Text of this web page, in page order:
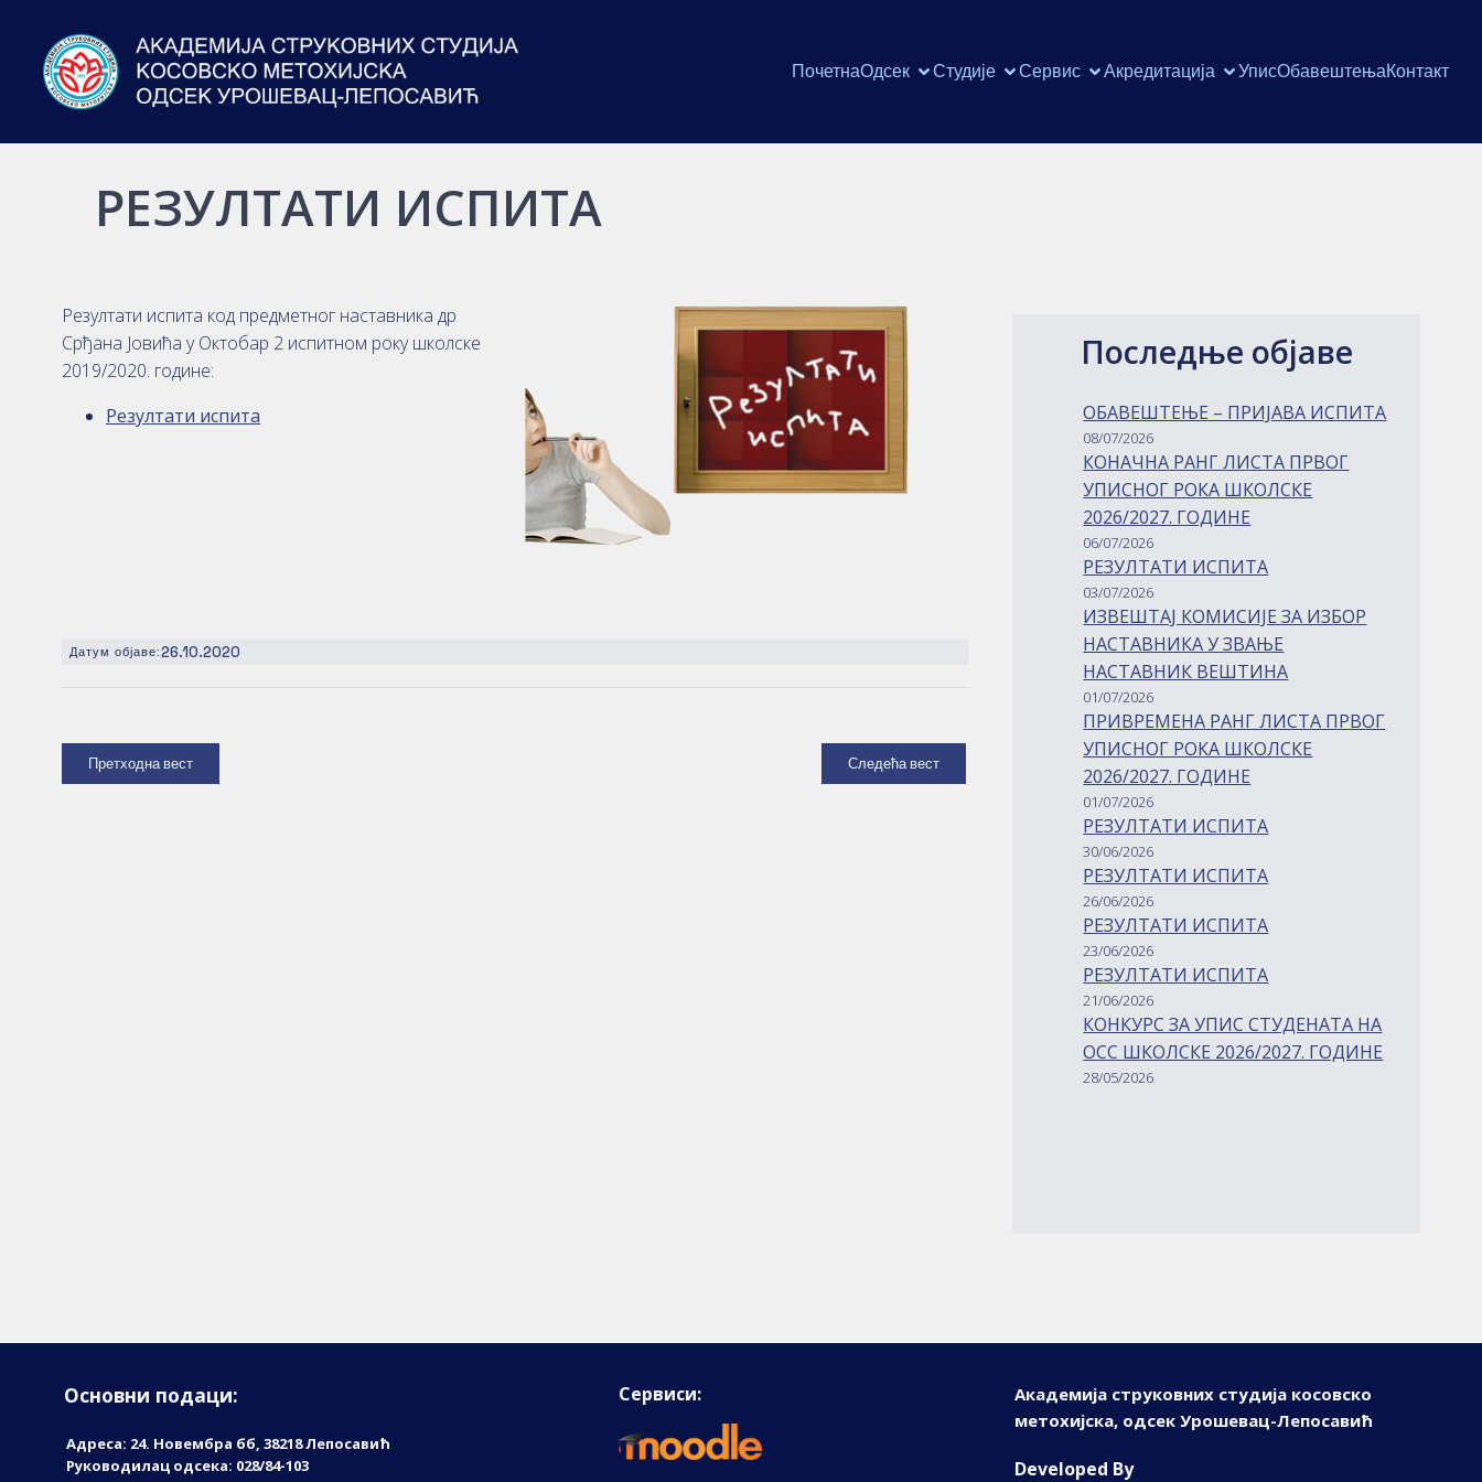
ПочетнаОдсек Студије Сервис Акредитација УписОбавештењаКонтакт
РЕЗУЛТАТИ ИСПИТА
Резултати испита код предметног наставника др
Срђана Јовића у Октобар 2 испитном року школске
2019/2020. године:
Резултати испита
Датум објаве:26.10.2020
Претходна вест Следећа вест
Последње објаве
ОБАВЕШТЕЊЕ – ПРИЈАВА ИСПИТА
08/07/2026
КОНАЧНА РАНГ ЛИСТА ПРВОГ
УПИСНОГ РОКА ШКОЛСКЕ
2026/2027. ГОДИНЕ
06/07/2026
РЕЗУЛТАТИ ИСПИТА
03/07/2026
ИЗВЕШТАЈ КОМИСИЈЕ ЗА ИЗБОР
НАСТАВНИКА У ЗВАЊЕ
НАСТАВНИК ВЕШТИНА
01/07/2026
ПРИВРЕМЕНА РАНГ ЛИСТА ПРВОГ
УПИСНОГ РОКА ШКОЛСКЕ
2026/2027. ГОДИНЕ
01/07/2026
РЕЗУЛТАТИ ИСПИТА
30/06/2026
РЕЗУЛТАТИ ИСПИТА
26/06/2026
РЕЗУЛТАТИ ИСПИТА
23/06/2026
РЕЗУЛТАТИ ИСПИТА
21/06/2026
КОНКУРС ЗА УПИС СТУДЕНАТА НА
ОСС ШКОЛСКЕ 2026/2027. ГОДИНЕ
28/05/2026
Основни подаци:
Адреса: 24. Новембрa бб, 38218 Лепосавић
Руководилац одсека: 028/84-103
Сервиси:
Академија струковних студија косовско
метохијска, одсек Урошевац-Лепосавић
Developed By